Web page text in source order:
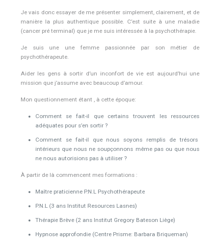
Je vais donc essayer de me présenter simplement, clairement, et de
manière la plus authentique possible. C’est suite à une maladie
(cancer pré terminal) que je me suis intéressée à la psychothérapie.
Je suis une une femme passionnée par son métier de
psychothérapeute.
Aider les gens à sortir d’un inconfort de vie est aujourd’hui une
mission que j’assume avec beaucoup d’amour.
Mon questionnement étant , à cette époque:
Comment se fait-il que certains trouvent les ressources
adéquates pour s’en sortir ?
Comment se fait-il que nous soyons remplis de trésors
intérieurs que nous ne soupçonnons même pas ou que nous
ne nous autorisions pas à utiliser ?
À partir de là commencent mes formations :
Maître praticienne P.N.L Psychothérapeute
P.N.L (3 ans Institut Resources Lasnes)
Thérapie Brève (2 ans Institut Gregory Bateson Liège)
Hypnose approfondie (Centre Prisme: Barbara Briqueman)